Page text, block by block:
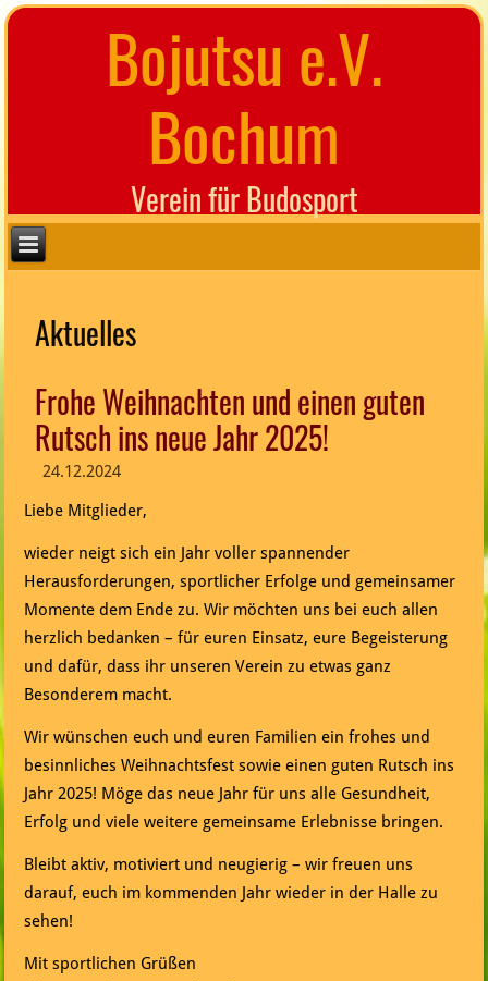
Bojutsu e.V.
Bochum
Verein für Budosport
Aktuelles
Frohe Weihnachten und einen guten
Rutsch ins neue Jahr 2025!
24.12.2024
Liebe Mitglieder,
wieder neigt sich ein Jahr voller spannender
Herausforderungen, sportlicher Erfolge und gemeinsamer
Momente dem Ende zu. Wir möchten uns bei euch allen
herzlich bedanken – für euren Einsatz, eure Begeisterung
und dafür, dass ihr unseren Verein zu etwas ganz
Besonderem macht.
Wir wünschen euch und euren Familien ein frohes und
besinnliches Weihnachtsfest sowie einen guten Rutsch ins
Jahr 2025! Möge das neue Jahr für uns alle Gesundheit,
Erfolg und viele weitere gemeinsame Erlebnisse bringen.
Bleibt aktiv, motiviert und neugierig – wir freuen uns
darauf, euch im kommenden Jahr wieder in der Halle zu
sehen!
Mit sportlichen Grüßen